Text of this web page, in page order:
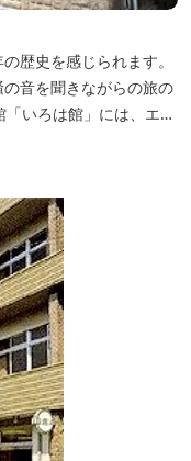
歴史を感じられます。
音を聞きながらの旅の
初めて見た方はビック